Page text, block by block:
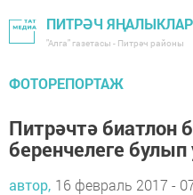
ПИТРӘЧ
"Алга" газетасы - Питрәч районы
ФОТОРЕПОРТАЖ
Питрәчтә биатлон
беренчелеге
автор, 16 февраль 2017 -